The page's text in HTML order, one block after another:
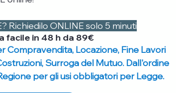
Richiedilo ONLINE solo 5 minuti
facile in 48 h da 89€
Locazione, Fine Lavori
Surroga del Mutuo. Dall'ordine
per gli usi obbligatori per Legge.